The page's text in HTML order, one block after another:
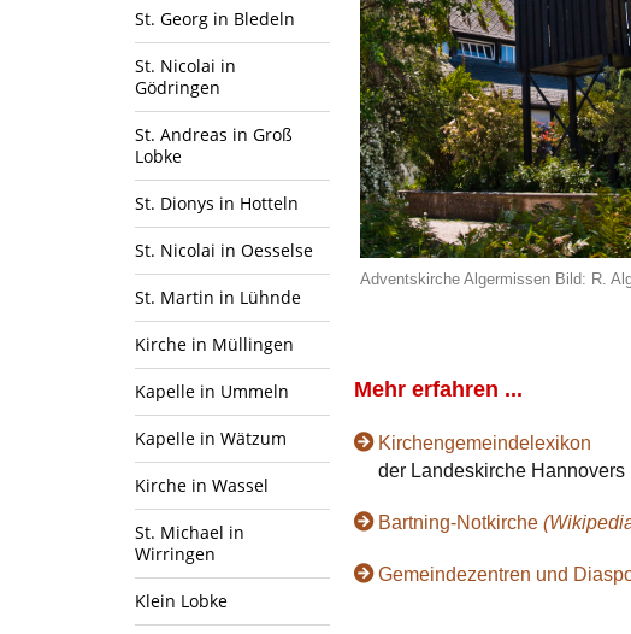
St. Georg in Bledeln
St. Nicolai in
Gödringen
St. Andreas in Groß
Lobke
St. Dionys in Hotteln
St. Nicolai in Oesselse
St. Martin in Lühnde
Kirche in Müllingen
Kapelle in Ummeln
Kapelle in Wätzum
Kirche in Wassel
St. Michael in
Wirringen
Klein Lobke
Adventskirche Algermissen Bild: R.
Mehr erfahren ...
Kirchengemeindelexikon
der Landeskirche Hannovers
Bartning-Notkirche
Gemeindezentren und